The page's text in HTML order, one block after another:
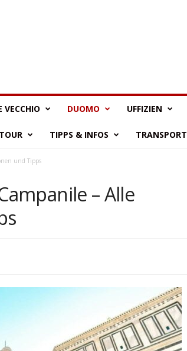
VECCHIO DUOMO UFFIZIEN
TIPPS & INFOS TRANSPORT
und Tipps
– Alle